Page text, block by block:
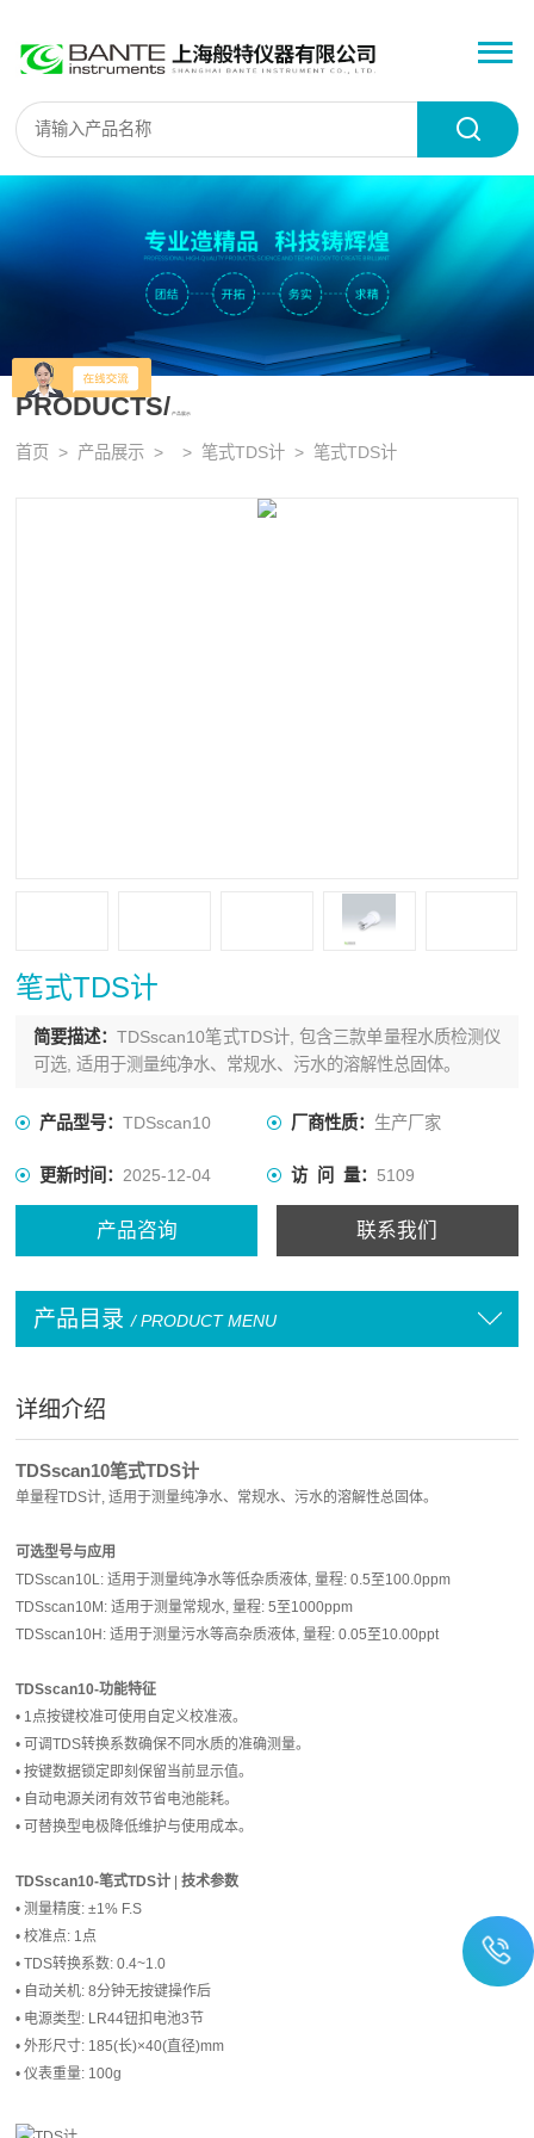
PRODUCTS/ 产品展示
首页 > 产品展示 > >笔式TDS计 > 笔式TDS计
笔式TDS计
简要描述：TDSscan10笔式TDS计, 包含三款单量程水质检测仪
可选, 适用于测量纯净水、常规水、污水的溶解性总固体。
产品型号：TDSscan10 厂商性质： 生产厂家
更新时间：2025-12-04 访 问 量： 5109
产品咨询 联系我们
产品目录 / PRODUCT MENU
详细介绍
TDSscan10笔式TDS计
单量程TDS计, 适用于测量纯净水、常规水、污水的溶解性总固体。
可选型号与应用
TDSscan10L: 适用于测量纯净水等低杂质液体, 量程: 0.5至100.0ppm
TDSscan10M: 适用于测量常规水, 量程: 5至1000ppm
TDSscan10H: 适用于测量污水等高杂质液体, 量程: 0.05至10.00ppt
TDSscan10-功能特征
• 1点按键校准可使用自定义校准液。
• 可调TDS转换系数确保不同水质的准确测量。
• 按键数据锁定即刻保留当前显示值。
• 自动电源关闭有效节省电池能耗。
• 可替换型电极降低维护与使用成本。
TDSscan10-笔式TDS计 |技术参数
• 测量精度: ±1% F.S
• 校准点: 1点
• TDS转换系数: 0.4~1.0
• 自动关机: 8分钟无按键操作后
• 电源类型: LR44钮扣电池3节
• 外形尺寸: 185(长)×40(直径)mm
• 仪表重量: 100g